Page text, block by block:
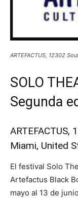
ARTEFACTUS, 12302
SOLO
Segunda
Miami, United
El festival Solo
Artefactus Black
mayo al 13 de